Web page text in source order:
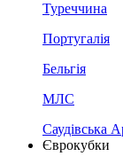
Туреччина
Португалія
Бельгія
МЛС
Саудівська
Єврокубки